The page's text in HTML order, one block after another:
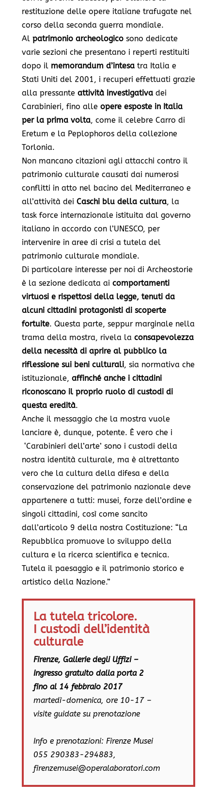
restituzione delle opere italiane trafugate nel
corso della seconda guerra mondiale.
Al patrimonio archeologicosono dedicate
varie sezioni che presentano i reperti restituiti
dopo il memorandumd’intesatra Italia e
Stati Uniti del 2001, i recuperi effettuati grazie
alla pressante attività investigativadei
Carabinieri, fino alle opere esposte in Italia
per la prima volta, come il celebre Carro di
Eretum e la Peplophoros della collezione
Torlonia.
Non mancano citazioni agli attacchi contro il
patrimonio culturale causati dai numerosi
conflitti in atto nel bacino del Mediterraneo e
all’attività dei Caschi blu della cultura, la
task force internazionale istituita dal governo
italiano in accordo con l’UNESCO, per
intervenire in aree di crisi a tutela del
patrimonio culturale mondiale.
Di particolare interesse per noi di Archeostorie
è la sezione dedicata ai comportamenti
virtuosi e rispettosi della legge, tenuti da
alcuni cittadini protagonisti di scoperte
fortuite. Questa parte, seppur marginale nella
trama della mostra, rivela la consapevolezza
della necessità di aprire al pubblico la
riflessione sui beni culturali, sia normativa che
istituzionale, affinché anche i cittadini
riconoscano il proprio ruolo di custodi di
questa eredità.
Anche il messaggio che la mostra vuole
lanciare è, dunque, potente. È vero che i
‘Carabinieri dell’arte’ sono i custodi della
nostra identità culturale, ma è altrettanto
vero che la cultura della difesa e della
conservazione del patrimonio nazionale deve
appartenere a tutti: musei, forze dell’ordine e
singoli cittadini, così come sancito
dall’articolo 9 della nostra Costituzione: “ La
Repubblica promuove lo sviluppo della
cultura e la ricerca scientifica e tecnica.
Tutela il paesaggio e il patrimonio storico e
artistico della Nazione.”
La tutela tricolore.
​I custodi dell’identità
culturale
Firenze, Gallerie degli Uffizi –
Ingresso gratuito dalla porta 2
fino al 14 febbraio 2017
martedì-domenica, ore 10-17 –
visite guidate su prenotazione
Info e prenotazioni: Firenze Musei
055 290383-294883,
firenzemusei@operalaboratori.com